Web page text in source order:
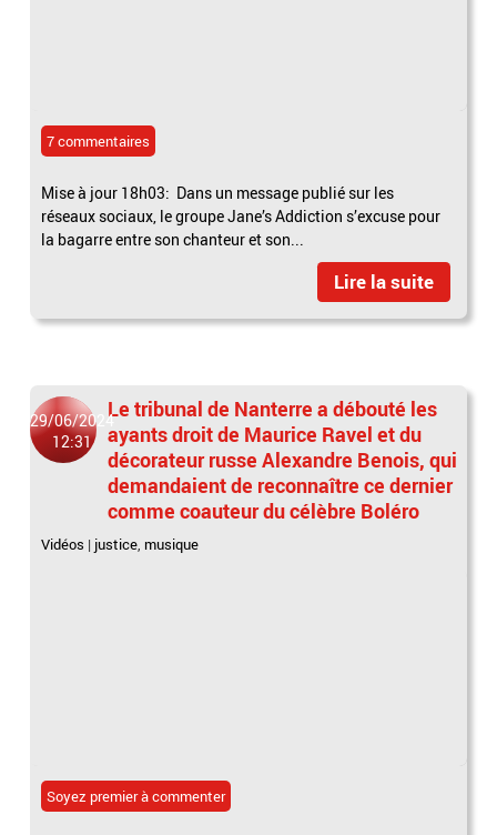
7 commentaires
Mise à jour 18h03: Dans un message publié sur les
réseaux sociaux, le groupe Jane’s Addiction s’excuse pour
la bagarre entre son chanteur et son...
Lire la suite
29/06/2024
12:31
Le tribunal de Nanterre a débouté les
ayants droit de Maurice Ravel et du
décorateur russe Alexandre Benois, qui
demandaient de reconnaître ce dernier
comme coauteur du célèbre Boléro
Vidéos | justice, musique
Soyez premier à commenter